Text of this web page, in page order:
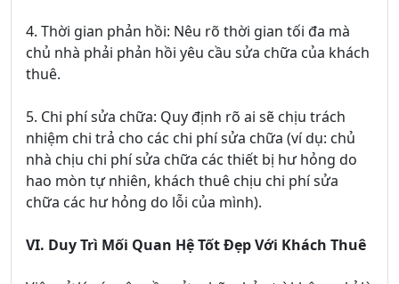
4. Thời gian phản hồi: Nêu rõ thời gian tối đa mà
chủ nhà phải phản hồi yêu cầu sửa chữa của khách
thuê.
5. Chi phí sửa chữa: Quy định rõ ai sẽ chịu trách
nhiệm chi trả cho các chi phí sửa chữa (ví dụ: chủ
nhà chịu chi phí sửa chữa các thiết bị hư hỏng do
hao mòn tự nhiên, khách thuê chịu chi phí sửa
chữa các hư hỏng do lỗi của mình).
VI. Duy Trì Mối Quan Hệ Tốt Đẹp Với Khách Thuê